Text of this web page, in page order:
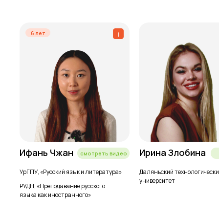
Ифань Чжан
6 лет
смотреть видео
УрГПУ, «Русский язык и литература»
РУДН, «Преподавание русского
языка как иностранного»
i
Ирина Злобина
Даляньский
университет